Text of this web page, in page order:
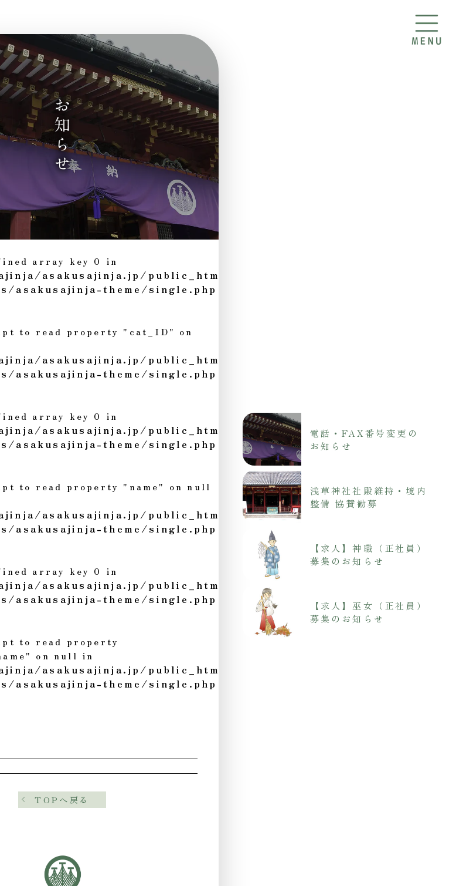
array key 0 in
asakusajinja.jp/public_html/wp-
asakusajinja-theme/single.php
to read property "cat_ID" on
asakusajinja.jp/public_html/wp-
asakusajinja-theme/single.php
array key 0 in
asakusajinja.jp/public_html/wp-
asakusajinja-theme/single.php
to read property "name" on null
asakusajinja.jp/public_html/wp-
asakusajinja-theme/single.php
array key 0 in
asakusajinja.jp/public_html/wp-
asakusajinja-theme/single.php
to read property
on null in
asakusajinja.jp/public_html/wp-
asakusajinja-theme/single.php
TOPへ戻る
電話・FAX番号変更の
お知らせ
浅草神社社殿維持・境内
整備 協賛勧募
【求人】神職（正社員）
募集のお知らせ
【求人】巫女（正社員）
募集のお知らせ